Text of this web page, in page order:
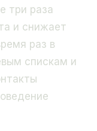
три раза
и снижает
раз в
спискам и